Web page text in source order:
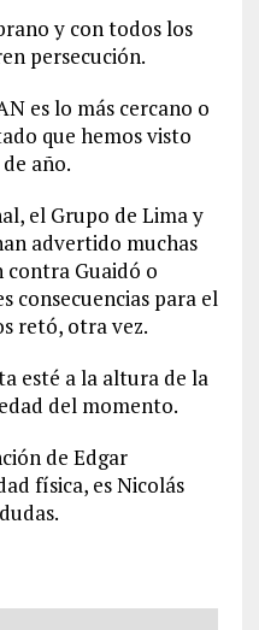
y con todos los
persecución.
es lo más cercano o
que hemos visto
año.
el Grupo de Lima y
advertido muchas
contra Guaidó o
consecuencias para el
retó, otra vez.
esté a la altura de la
del momento.
de Edgar
física, es Nicolás